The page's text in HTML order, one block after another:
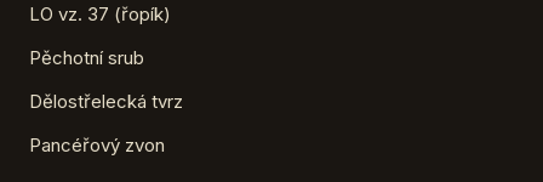
LO vz. 37 (řopík)
Pěchotní srub
Dělostřelecká tvrz
Pancéřový zvon